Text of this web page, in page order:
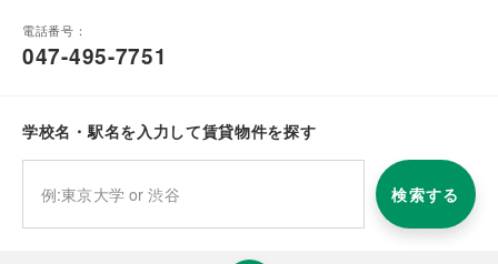
電話番号：
047-495-7751
学校名・駅名を入力して賃貸物件を探す
検索する